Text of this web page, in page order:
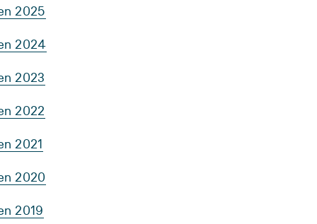
2025
2024
2023
2022
2021
2020
2019